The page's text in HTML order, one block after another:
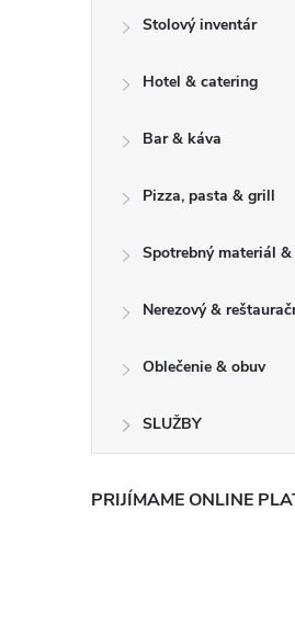
Stolový inventár
Hotel & catering
Bar & káva
Pizza, pasta & grill
Spotrebný materiál &
Nerezový &
Oblečenie & obuv
SLUŽBY
PRIJÍMAME ONLINE